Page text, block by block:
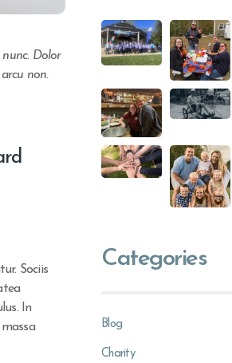
Dolor
non.
Sociis
In
Categories
Blog
Charity